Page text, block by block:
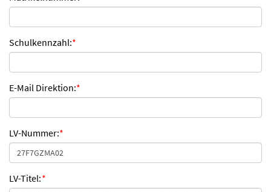
Schulkennzahl:*
E-Mail Direktion:*
LV-Nummer:*
LV-Titel:*